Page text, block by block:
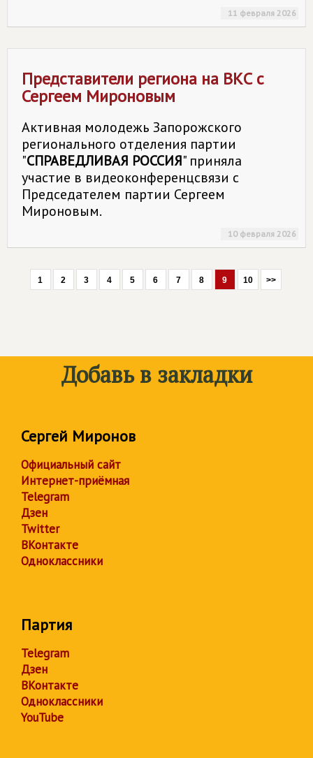
11 февраля 2026
Представители региона на ВКС с
Сергеем Мироновым
Активная молодежь Запорожского
регионального отделения партии
"СПРАВЕДЛИВАЯ РОССИЯ" приняла
участие в видеоконференцсвязи с
Председателем партии Сергеем
Мироновым.
10 февраля 2026
1 2 3 4 5 6 7 8 9 10 >>
Добавь в закладки
Сергей Миронов
Официальный сайт
Интернет-приёмная
Telegram
Дзен
Twitter
ВКонтакте
Одноклассники
Партия
Telegram
Дзен
ВКонтакте
Одноклассники
YouTube